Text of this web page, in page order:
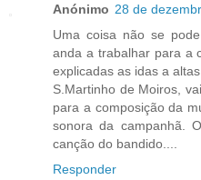
Anónimo 28 de
Uma coisa não se
anda a trabalhar para a
explicadas as idas a
S.Martinho de Moiros,
para a composição da
sonora da campanhã.
canção do bandido....
Responder